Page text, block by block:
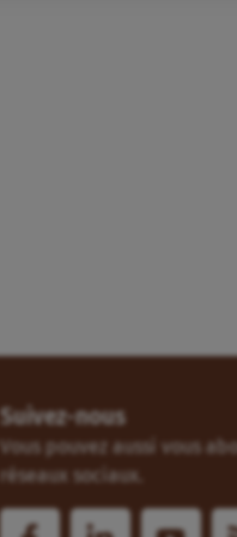
Suivez-nous
Vous pouvez aussi vous
réseaux sociaux.